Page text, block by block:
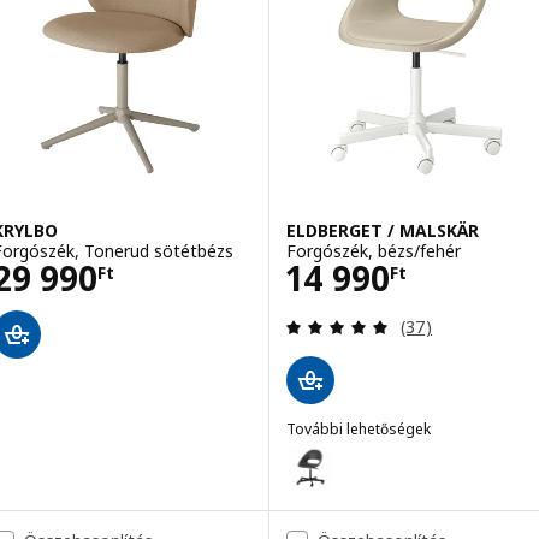
Tonerud sötétbézs
990Ft
29990Ft
ELDBERGET / MALSKÄR
Forgószék, bézs/fehér
14 990Ft
Ár 14990Ft
Vélemény: 4.9
(37)
További lehetőségek
ELDBERGET / MALSKÄR
Lehetőség: ELDBERGET /